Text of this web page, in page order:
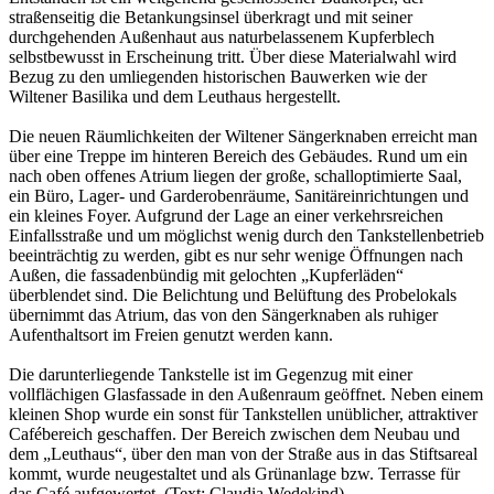
straßenseitig die Betankungsinsel überkragt und mit seiner
durchgehenden Außenhaut aus naturbelassenem Kupferblech
selbstbewusst in Erscheinung tritt. Über diese Materialwahl wird
Bezug zu den umliegenden historischen Bauwerken wie der
Wiltener Basilika und dem Leuthaus hergestellt.
Die neuen Räumlichkeiten der Wiltener Sängerknaben erreicht man
über eine Treppe im hinteren Bereich des Gebäudes. Rund um ein
nach oben offenes Atrium liegen der große, schalloptimierte Saal,
ein Büro, Lager- und Garderobenräume, Sanitäreinrichtungen und
ein kleines Foyer. Aufgrund der Lage an einer verkehrsreichen
Einfallsstraße und um möglichst wenig durch den Tankstellenbetrieb
beeinträchtig zu werden, gibt es nur sehr wenige Öffnungen nach
Außen, die fassadenbündig mit gelochten „Kupferläden“
überblendet sind. Die Belichtung und Belüftung des Probelokals
übernimmt das Atrium, das von den Sängerknaben als ruhiger
Aufenthaltsort im Freien genutzt werden kann.
Die darunterliegende Tankstelle ist im Gegenzug mit einer
vollflächigen Glasfassade in den Außenraum geöffnet. Neben einem
kleinen Shop wurde ein sonst für Tankstellen unüblicher, attraktiver
Cafébereich geschaffen. Der Bereich zwischen dem Neubau und
dem „Leuthaus“, über den man von der Straße aus in das Stiftsareal
kommt, wurde neugestaltet und als Grünanlage bzw. Terrasse für